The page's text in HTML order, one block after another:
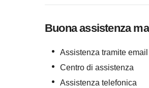
Buona assistenza
Assistenza tramite email
Centro di assistenza
Assistenza telefonica